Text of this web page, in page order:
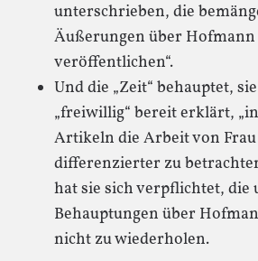
unterschrieben, die
Äußerungen über
veröffentlichen“.
Und die „Zeit“ behauptet,
„freiwillig“ bereit erklärt,
Artikeln die Arbeit von
differenzierter zu
hat sie sich verpflichtet, die
Behauptungen über
nicht zu wiederholen.